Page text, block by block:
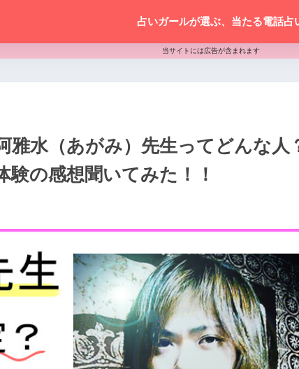
占いガールが選ぶ、当たる電話占
当サイトには広告が含まれます
水（あがみ）先生ってどんな人
験の感想聞いてみた！！